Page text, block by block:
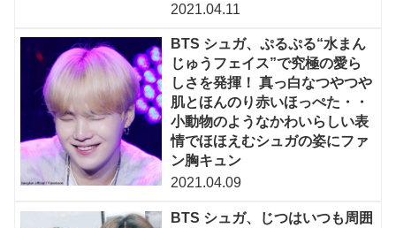
2021.04.11
BTS シュガ、ぷるぷる“水まん
じゅうフェイス”で究極の愛ら
しさを発揮！ 真っ白なつやつや
肌とほんのり赤いほっぺた・・
小動物のようなかわいらしい表
情でほほえむシュガの姿にファ
ン胸キュン
2021.04.09
BTS シュガ、じつはいつも周囲